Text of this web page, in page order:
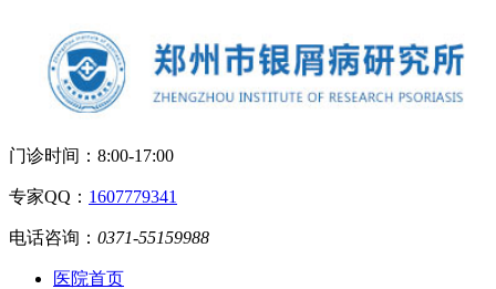
门诊时间： 8:00-17:00
专家QQ： 1607779341
电话咨询： 0371-55159988
医院首页